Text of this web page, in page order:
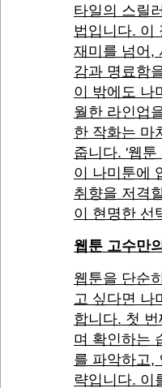
타일의 스릴
법입니다. 이
재미를 넘어,
감과 명료함
이 밖에도 나
월한 라인업
한 작화는 마
줍니다. '웹
이 나미툰에
취향을 저격
이 현명한 선
웹툰 고수만
웹툰을 단순
고 싶다면 나
합니다. 첫
며 확인하는
를 파악하고,
략입니다. 이